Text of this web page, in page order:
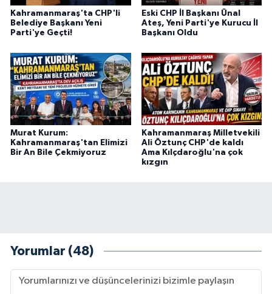
Kahramanmaraş'ta CHP'li
Belediye Başkanı Yeni
Parti'ye Geçti!
Eski CHP İl Başkanı Ünal
Ateş, Yeni Parti'ye Kurucu İl
Başkanı Oldu
Murat Kurum:
Kahramanmaraş'tan Elimizi
Bir An Bile Çekmiyoruz
Kahramanmaraş Milletvekili
Ali Öztunç CHP'de kaldı
Ama Kılçdaroğlu'na çok
kızgın
Yorumlar (48)